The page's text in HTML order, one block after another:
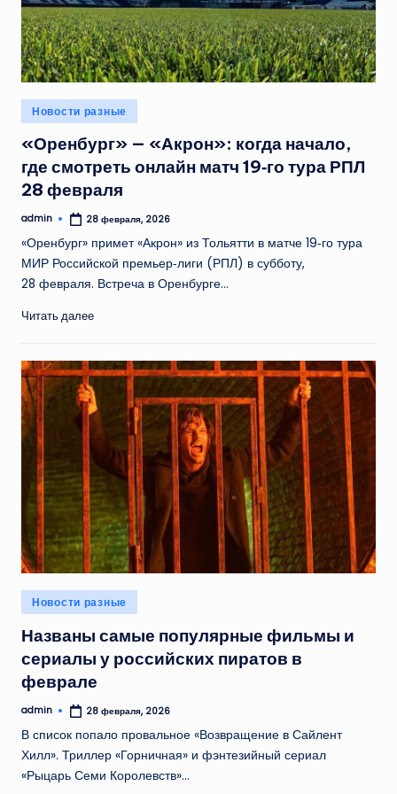
Опубликовано
в
Новости разные
«Оренбург» — «Акрон»: когда начало,
где смотреть онлайн матч 19‑го тура РПЛ
28 февраля
Запись
admin 28 февраля, 2026
«Оренбург» примет «Акрон» из Тольятти в матче 19‑го тура
МИР Российской премьер‑лиги (РПЛ) в субботу,
28 февраля. Встреча в Оренбурге…
Читать далее
Опубликовано
в
Новости разные
Названы самые популярные фильмы и
сериалы у российских пиратов в
феврале
Запись
admin 28 февраля, 2026
В список попало провальное «Возвращение в Сайлент
Хилл». Триллер «Горничная» и фэнтезийный сериал
«Рыцарь Семи Королевств»…